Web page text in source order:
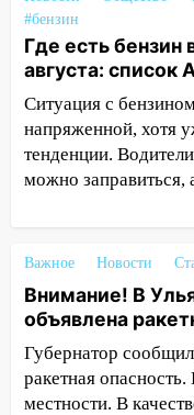
14:26
В
по улице
14:23 67%
передумать
повысят
14:01
более 4,6
13:36
13:00 В суде
мужчины,
обвиняли в
животными
#бензин
Где есть бензин
августа: список
Ситуация с
напряженной, хотя
тенденции.
можно заправиться,
Важное Новости
Внимание! В
объявлена
Губернатор
ракетная
местности. В